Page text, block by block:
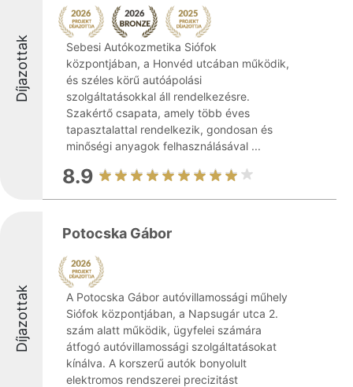
Díjazottak
Sebesi Autókozmetika Siófok
központjában, a Honvéd utcában működik,
és széles körű autóápolási
szolgáltatásokkal áll rendelkezésre.
Szakértő csapata, amely több éves
tapasztalattal rendelkezik, gondosan és
minőségi anyagok felhasználásával ...
8.9
Díjazottak
Potocska Gábor
A Potocska Gábor autóvillamossági műhely
Siófok központjában, a Napsugár utca 2.
szám alatt működik, ügyfelei számára
átfogó autóvillamossági szolgáltatásokat
kínálva. A korszerű autók bonyolult
elektromos rendszerei precizitást